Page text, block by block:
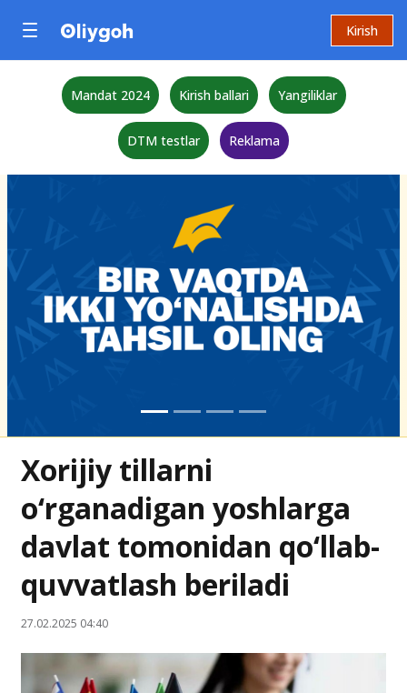
Kirish
Mandat 2024 Kirish ballari Yangiliklar
DTM testlar Reklama
Xorijiy tillarni
o‘rganadigan yoshlarga
davlat tomonidan qo‘llab-
quvvatlash beriladi
27.02.2025 04:40